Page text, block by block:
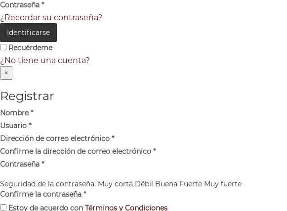
Contraseña *
¿Recordar su contraseña?
Identificarse
Recuérdeme
¿No tiene una cuenta?
×
Registrar
Nombre*
Usuario *
Dirección de correo electrónico *
Confirme la dirección de correo electrónico *
Contraseña *
Seguridad de la contraseña: Muy corta Débil Buena Fuerte Muy fuerte
Confirme la contraseña *
Estoy de acuerdo con Términos y Condiciones